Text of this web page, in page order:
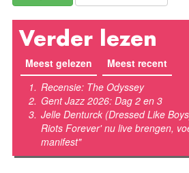
Verder lezen
Meest gelezen (actieve tabblad)
Meest recent
Recensie: The Odyssey
Gent Jazz 2026: Dag 2 en 3
Jelle Denturck (Dressed Like
Riots Forever' nu live brengen,
manifest"